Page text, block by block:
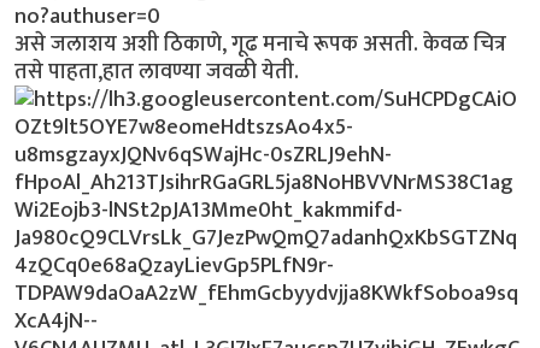
असे जलाशय अशी ठिकाणे, गूढ मनाचे रूपक असती. केवळ चित्र
तसे पाहता,हात लावण्या जवळी येती.